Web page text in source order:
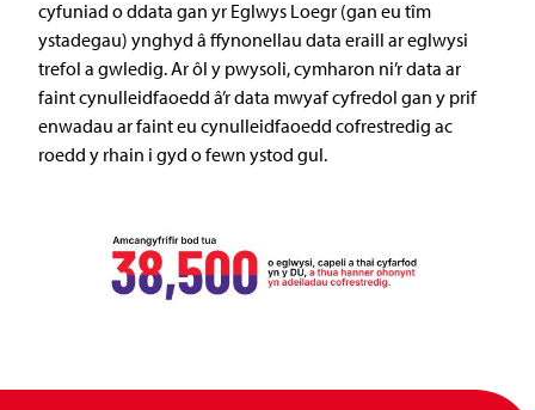
cyfuniad o ddata gan yr Eglwys Loegr (gan eu tîm
ystadegau) ynghyd â ffynonellau data eraill ar eglwysi
trefol a gwledig. Ar ôl y pwysoli, cymharon ni’r data ar
faint cynulleidfaoedd â’r data mwyaf cyfredol gan y prif
enwadau ar faint eu cynulleidfaoedd cofrestredig ac
roedd y rhain i gyd o fewn ystod gul.